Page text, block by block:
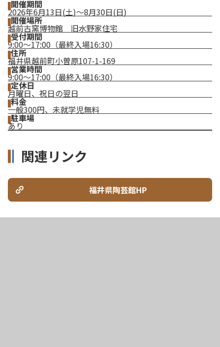
開催期間
2026年6月13日(土)～8月30日(日)
開催場所
越前古窯博物館 旧水野家住宅
受付期間
9:00～17:00（最終入場16:30）
住所
福井県越前町小曽原107-1-169
営業時間
9:00～17:00（最終入場16:30）
定休日
月曜日、祝日の翌日
料金
一般300円、未就学児無料
駐車場
あり
関連リンク
福井県陶芸館HP